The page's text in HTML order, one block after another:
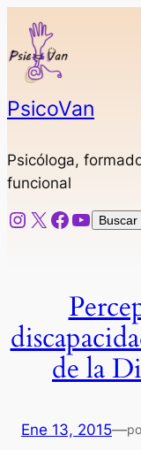
Saltar
contenido
PsicoVan
Psicóloga,
funcional
Instagram
X Buscar
Buscar
de la
Ene 13, 2015—